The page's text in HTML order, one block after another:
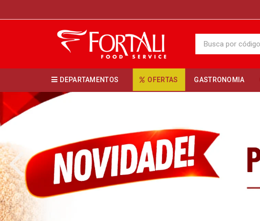
DEPARTAMENTOS OFERTAS GASTRONOMIA